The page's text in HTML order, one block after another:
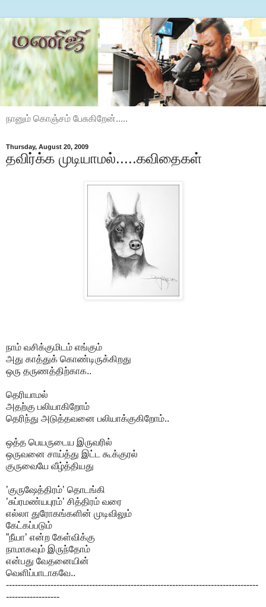
நானும் கொஞ்சம் பேசுகிறேன்.....
Thursday, August 20, 2009
தவிர்க்க முடியாமல்.....கவிதைகள்
நாம் வசிக்குமிடம் எங்கும்
அது காத்துக் கொண்டிருக்கிறது
ஒரு தருணத்திற்காக..
தெரியாமல்
அதற்கு பலியாகிறோம்
தெரிந்து அடுத்தவனை பலியாக்குகிறோம்..
ஒத்த பெயருடைய இருவரில்
ஒருவனை சாய்த்து இட்ட கூக்குரல்
குருவையே வீழ்த்தியது
’குருஷேத்திரம்’ தொடங்கி
’சுப்ரமண்யபுரம்’ சித்திரம் வரை
எல்லா துரோகங்களின் முடிவிலும்
கேட்கப்படும்
”நீயா’ என்ற கேள்விக்கு
நாமாகவும் இருந்தோம்
என்பது வேதனையின்
வெளிப்பாடாகவே..
-------------------------------------------------------------------------------------
------------------